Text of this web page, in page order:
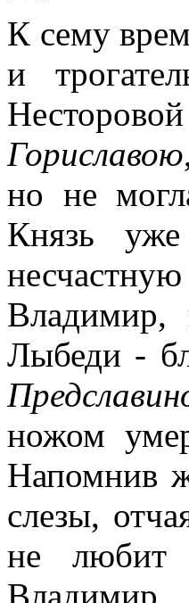
К сему
и
Гориславою
но не
Князь
Владимир,
Лыбеди -
ножом
Напомнив
слезы,
не любит